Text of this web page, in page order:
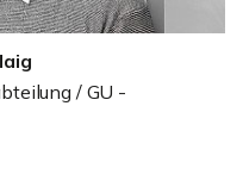
/ GU -